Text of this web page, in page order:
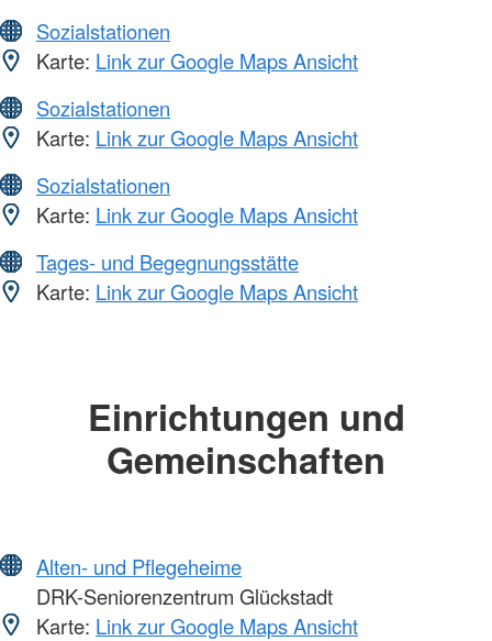
Sozialstationen
Karte: Link zur Google Maps Ansicht
Sozialstationen
Karte: Link zur Google Maps Ansicht
Sozialstationen
Karte: Link zur Google Maps Ansicht
Tages- und Begegnungsstätte
Karte: Link zur Google Maps Ansicht
Einrichtungen und
Gemeinschaften
Alten- und Pflegeheime
DRK-Seniorenzentrum Glückstadt
Karte: Link zur Google Maps Ansicht